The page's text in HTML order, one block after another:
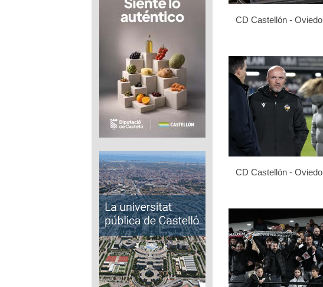
CD Castellón - Oviedo
CD Castellón - Oviedo